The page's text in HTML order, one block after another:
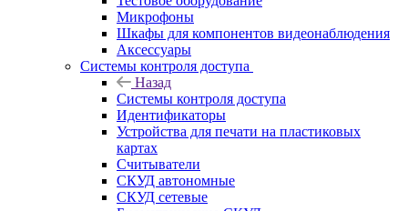
Микрофоны
Шкафы для компонентов видеонаблюдения
Аксессуары
Системы контроля доступа
Назад
Системы контроля доступа
Идентификаторы
Устройства для печати на пластиковых
картах
Считыватели
СКУД автономные
СКУД сетевые